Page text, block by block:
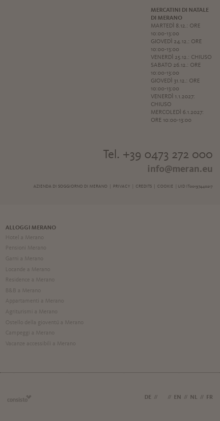
MERCATINI DI NATALE
DI MERANO
MARTEDÌ 8.12.: ORE
10:00-13:00
GIOVEDÌ 24.12.: ORE
10:00-13:00
VENERDÌ 25.12.: CHIUSO
SABATO 26.12.: ORE
10:00-13:00
GIOVEDÌ 31.12.: ORE
10:00-13:00
VENERDÌ 1.1.2027:
CHIUSO
MERCOLEDÌ 6.1.2027:
ORE 10:00-13:00
Tel. +39 0473 272 000
info@meran.eu
AZIENDA DI SOGGIORNO DI MERANO | PRIVACY| CREDITS| COOKIE | UID IT00197440217
ALLOGGI MERANO
Hotel a Merano
Pensioni Merano
Garni a Merano
Locande a Merano
Residence a Merano
B&B a Merano
Appartamenti a Merano
Agriturismi a Merano
Ostello della gioventú a Merano
Campeggi a Merano
Vacanze accessibili a Merano
DE // // EN // NL // FR